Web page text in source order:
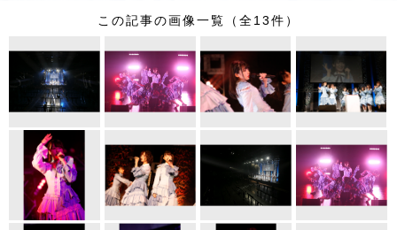
この記事の画像一覧（全13件）